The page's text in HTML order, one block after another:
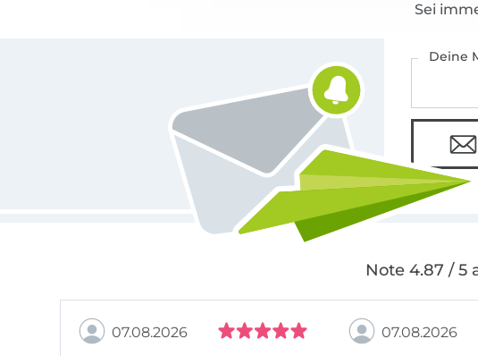
Sei
Deine
Note 4.87 / 5
07.08.2026
07.08.2026